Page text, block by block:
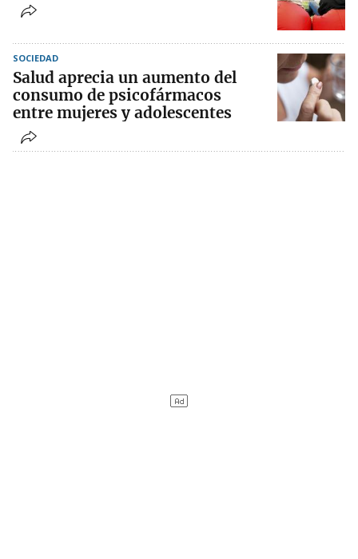
SOCIEDAD
Salud aprecia un aumento del
consumo de psicofármacos
entre mujeres y adolescentes